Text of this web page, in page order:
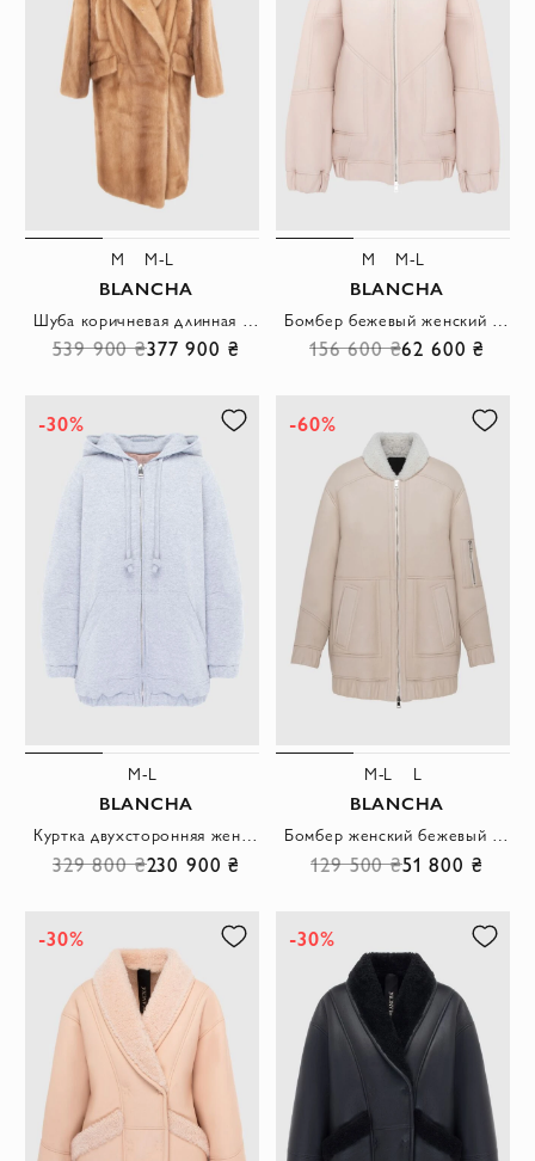
M M-L
BLANCHA
539 900 ₴377 900 ₴
M M-L
BLANCHA
156 600 ₴62 600 ₴
-30%
M-L
BLANCHA
329 800 ₴230 900 ₴
-60%
M-L L
BLANCHA
129 500 ₴51 800 ₴
-30% -30%